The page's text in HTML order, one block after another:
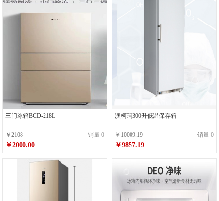
三门冰箱BCD-218L
￥2108 销量 0
￥2000.00
澳柯玛300升低温保存箱
￥10009.19 销量 0
￥9857.19